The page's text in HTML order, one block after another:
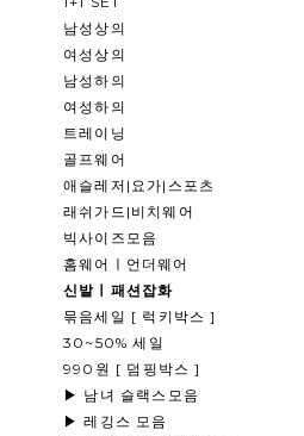
남성상의
여성상의
남성하의
여성하의
트레이닝
골프웨어
애슬레저|요가|스포츠
래쉬가드|비치웨어
빅사이즈모음
홈웨어ㅣ언더웨어
신발ㅣ패션잡화
묶음세일 [ 럭키박스 ]
30~50% 세일
990원 [ 덤핑박스 ]
▶ 남녀 슬랙스모음
▶ 레깅스 모음